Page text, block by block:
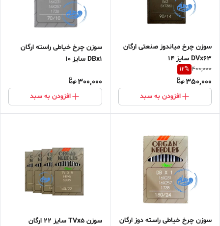
سوزن چرخ میاندوز صنعتی ارگان
DVx63 سایز ۱۴
400,000
12%
350,000
افزودن به سبد
سوزن چرخ خیاطی راسته ارگان
DBx1 سایز ۱۰
300,000
افزودن به سبد
سوزن چرخ خیاطی راسته دوز ارگان
سوزن TVx5 سایز 22 ارگان